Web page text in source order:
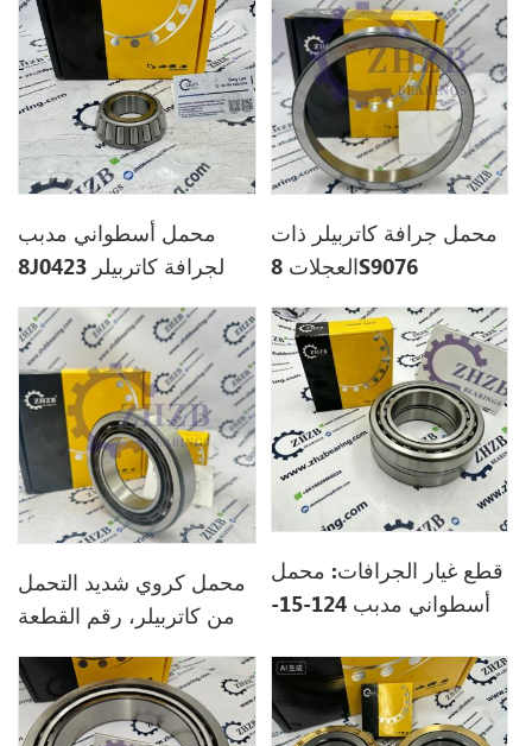
محمل أسطواني مدبب
8J0423 لجرافة كاتربيلر
محمل جرافة كاتربيلر ذات
العجلات 8S9076
محمل كروي شديد التحمل
من كاتربيلر، رقم القطعة
قطع غيار الجرافات: محمل
أسطواني مدبب 124-15-